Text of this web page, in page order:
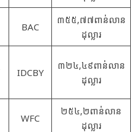
BAC
៣៥៥,៧៧ពាន់លាន
ដុល្លារ
IDCBY
៣២៤,៤៩ពាន់លាន
ដុល្លារ
WFC
២៥៤,២ពាន់លាន
ដុល្លារ